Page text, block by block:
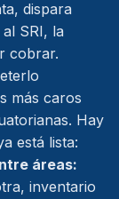
dispara
SRI, la
cobrar.
más caros
Hay
está lista:
áreas:
inventario